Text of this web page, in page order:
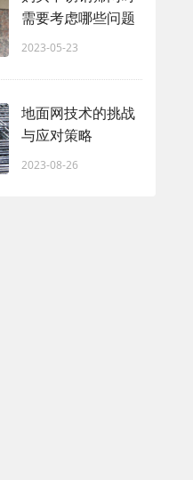
需要考虑哪些问题
2023-05-23
地面网技术的挑战
与应对策略
2023-08-26